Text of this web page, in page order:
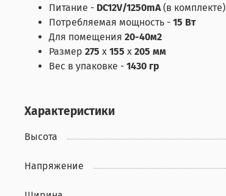
Питание - DC12V/1250mA (в комплекте)
Потребляемая мощность - 15 Вт
Для помещения 20-40м2
Размер 275 х 155 х 205 мм
Вес в упаковке - 1430 гр
Характеристики
Высота
Напряжение